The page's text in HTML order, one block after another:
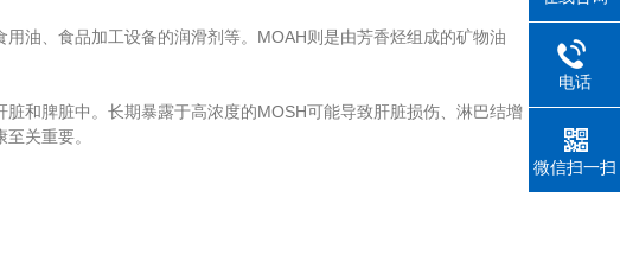
油、食品加工设备的润滑剂等。MOAH则是由芳香烃组成的矿物油
和脾脏中。长期暴露于高浓度的MOSH可能导致肝脏损伤、淋巴结增
关重要。
电话
微信扫一扫